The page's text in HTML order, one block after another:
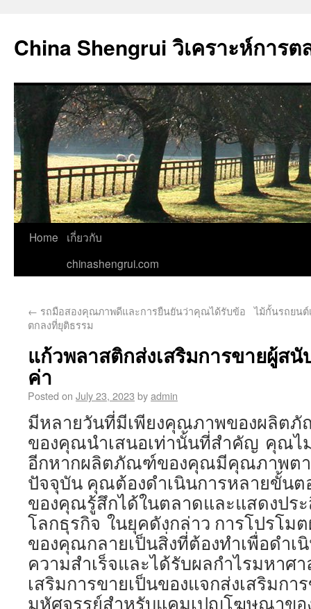
China Shengrui วิเคราะห์การ
Home
เกี่ยวกับ
chinashengrui.com
← รถมือสองคุณภาพดีและการยืนยันว่าคุณได้รับข้อ
ตกลงที่ยุติธรรม
ไม้กั้นรถยนต์
แก้วพลาสติกส่งเสริมการขายผู้ส
ค่า
Posted on July 23, 2023 byadmin
มีหลายวันที่มีเพียงคุณภาพของผลิต
ของคุณนำเสนอเท่านั้นที่สำคัญ คุณไ
อีกหากผลิตภัณฑ์ของคุณมีคุณภาพตา
ปัจจุบัน คุณต้องดำเนินการหลายขั้นต
ของคุณรู้สึกได้ในตลาดและแสดงปร
โลกธุรกิจ ในยุคดังกล่าว การโปรโ
ของคุณกลายเป็นสิ่งที่ต้องทำเพื่อดำเ
ความสำเร็จและได้รับผลกำไรมหาศ
เสริมการขายเป็นของแจกส่งเสริมกา
มหัศจรรย์สำหรับแคมเปญโฆษณาข